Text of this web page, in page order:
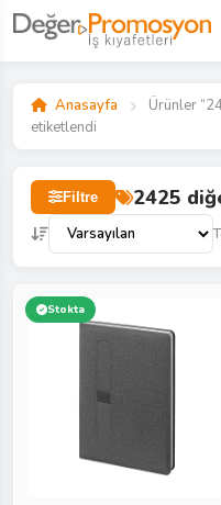
Anasayfa
Ürünler
etiketlendi
Filtre 2425
Stokta